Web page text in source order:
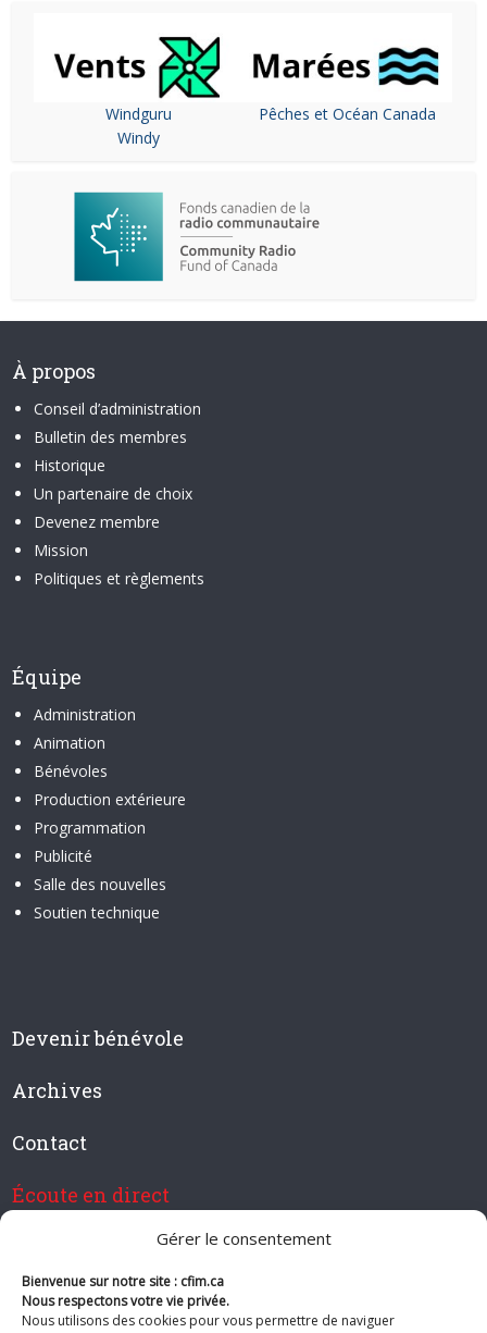
Gérer le consentement
Bienvenue sur notre site : cfim.ca
Nous respectons votre vie privée.
Nous utilisons des cookies pour vous permettre de naviguer
Windguru
Windy
Pêches et Océan Canada
À propos
Conseil d’administration
Bulletin des membres
Historique
Un partenaire de choix
Devenez membre
Mission
Politiques et règlements
Équipe
Administration
Animation
Bénévoles
Production extérieure
Programmation
Publicité
Salle des nouvelles
Soutien technique
Devenir bénévole
Archives
Contact
Écoute en direct
Devenir membre de CFIM